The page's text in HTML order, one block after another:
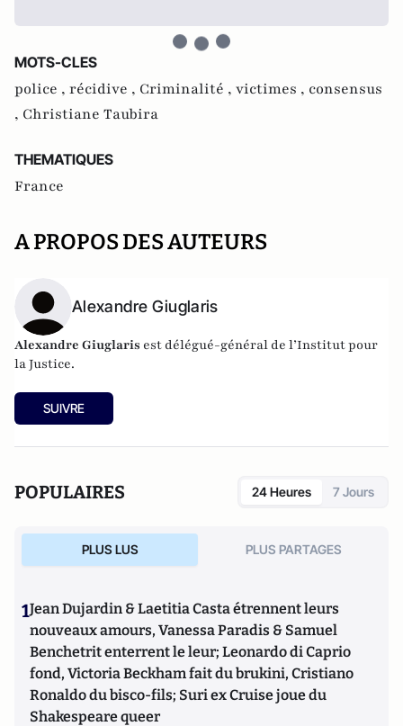
MOTS-CLES
police , récidive , Criminalité , victimes , consensus
, Christiane Taubira
THEMATIQUES
France
A PROPOS DES AUTEURS
Alexandre Giuglaris
Alexandre Giuglaris est délégué-général de l’Institut pour
la Justice.
SUIVRE
POPULAIRES 24 Heures 7 Jours
PLUS LUS PLUS PARTAGES
1Jean Dujardin & Laetitia Casta étrennent leurs
nouveaux amours, Vanessa Paradis & Samuel
Benchetrit enterrent le leur; Leonardo di Caprio
fond, Victoria Beckham fait du brukini, Cristiano
Ronaldo du bisco-fils; Suri ex Cruise joue du
Shakespeare queer